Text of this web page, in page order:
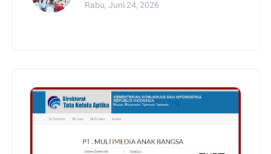
Rabu, Juni 24, 2026